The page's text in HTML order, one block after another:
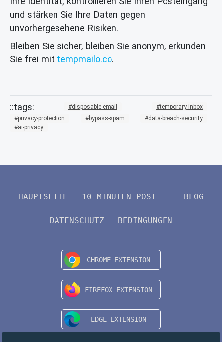
und stärken Sie Ihre Daten gegen
unvorhergesehene Risiken.
Bleiben Sie sicher, bleiben Sie anonym, erkunden
Sie frei mit tempmailo.co.
disposable-email
temporary-inbox
privacy-protection
bypass-spam
data-breach-security
ai-privacy
HAUPTSEITE 10-MINUTEN-POST BLOG
DATENSCHUTZ BEDINGUNGEN